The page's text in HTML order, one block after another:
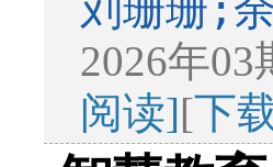
2026年03
阅读][下